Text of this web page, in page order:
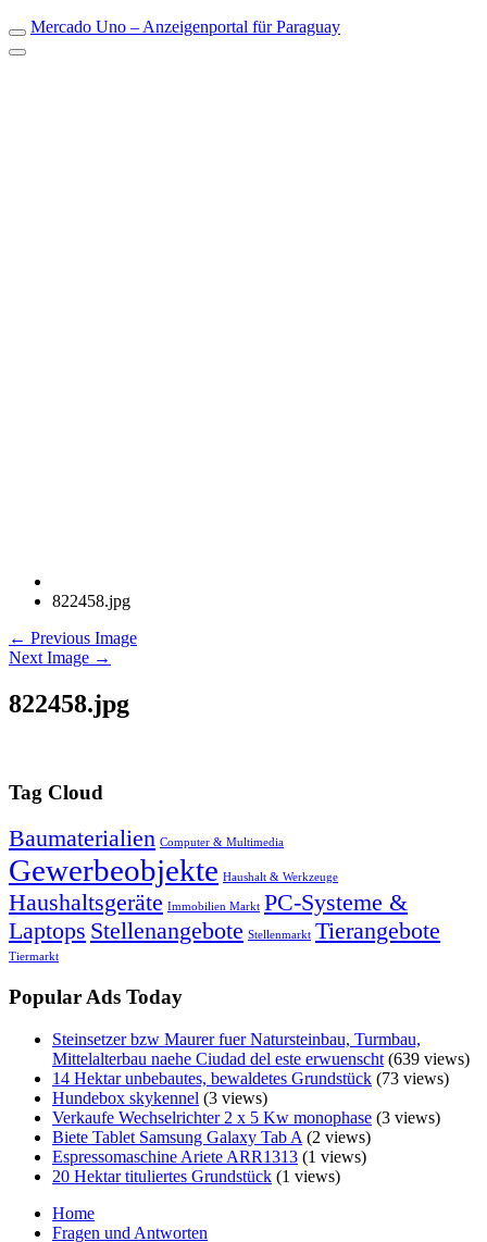
Mercado Uno – Anzeigenportal für Paraguay
822458.jpg
← Previous Image
Next Image →
822458.jpg
Tag Cloud
Baumaterialien Computer & Multimedia
Gewerbeobjekte Haushalt & Werkzeuge
Haushaltsgeräte Immobilien Markt PC-Systeme &
Laptops Stellenangebote Stellenmarkt Tierangebote
Tiermarkt
Popular Ads Today
Steinsetzer bzw Maurer fuer Natursteinbau, Turmbau,
Mittelalterbau naehe Ciudad del este erwuenscht (639 views)
14 Hektar unbebautes, bewaldetes Grundstück (73 views)
Hundebox skykennel (3 views)
Verkaufe Wechselrichter 2 x 5 Kw monophase (3 views)
Biete Tablet Samsung Galaxy Tab A (2 views)
Espressomaschine Ariete ARR1313 (1 views)
20 Hektar tituliertes Grundstück (1 views)
Home
Fragen und Antworten